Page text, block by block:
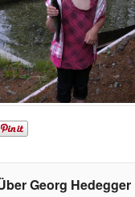
Georg Hedegger